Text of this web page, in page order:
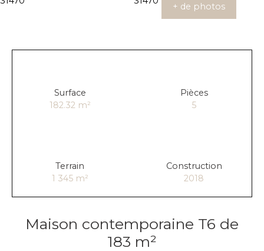
+ de photos
Surface
182.32 m²
Pièces
5
Terrain
1 345 m²
Construction
2018
Maison contemporaine T6 de
183 m²